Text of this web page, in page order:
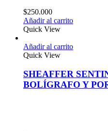
$250.000
Añadir al carrito
Quick View
Añadir al carrito
Quick View
SHEAFFER
BOLÍGRAFO Y